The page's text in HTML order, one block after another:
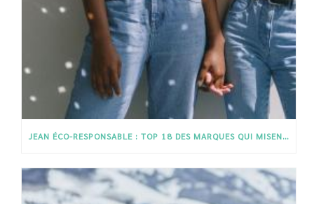
JEAN ÉCO-RESPONSABLE : TOP 18 DES MARQUES QUI MISENT SUR L’ÉTHIQUE ET LA QUALITÉ